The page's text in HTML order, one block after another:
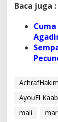
Baca juga :
AyouEl
mali